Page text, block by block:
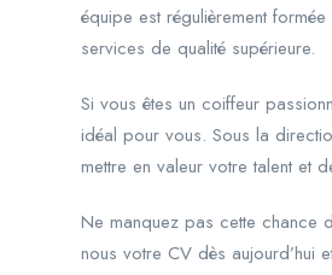
équipe est régulièrement
services de qualité supérieure.
Si vous êtes un coiffeur
idéal pour vous. Sous la
mettre en valeur votre talent et
Ne manquez pas cette chance
nous votre CV dès aujourd’hui